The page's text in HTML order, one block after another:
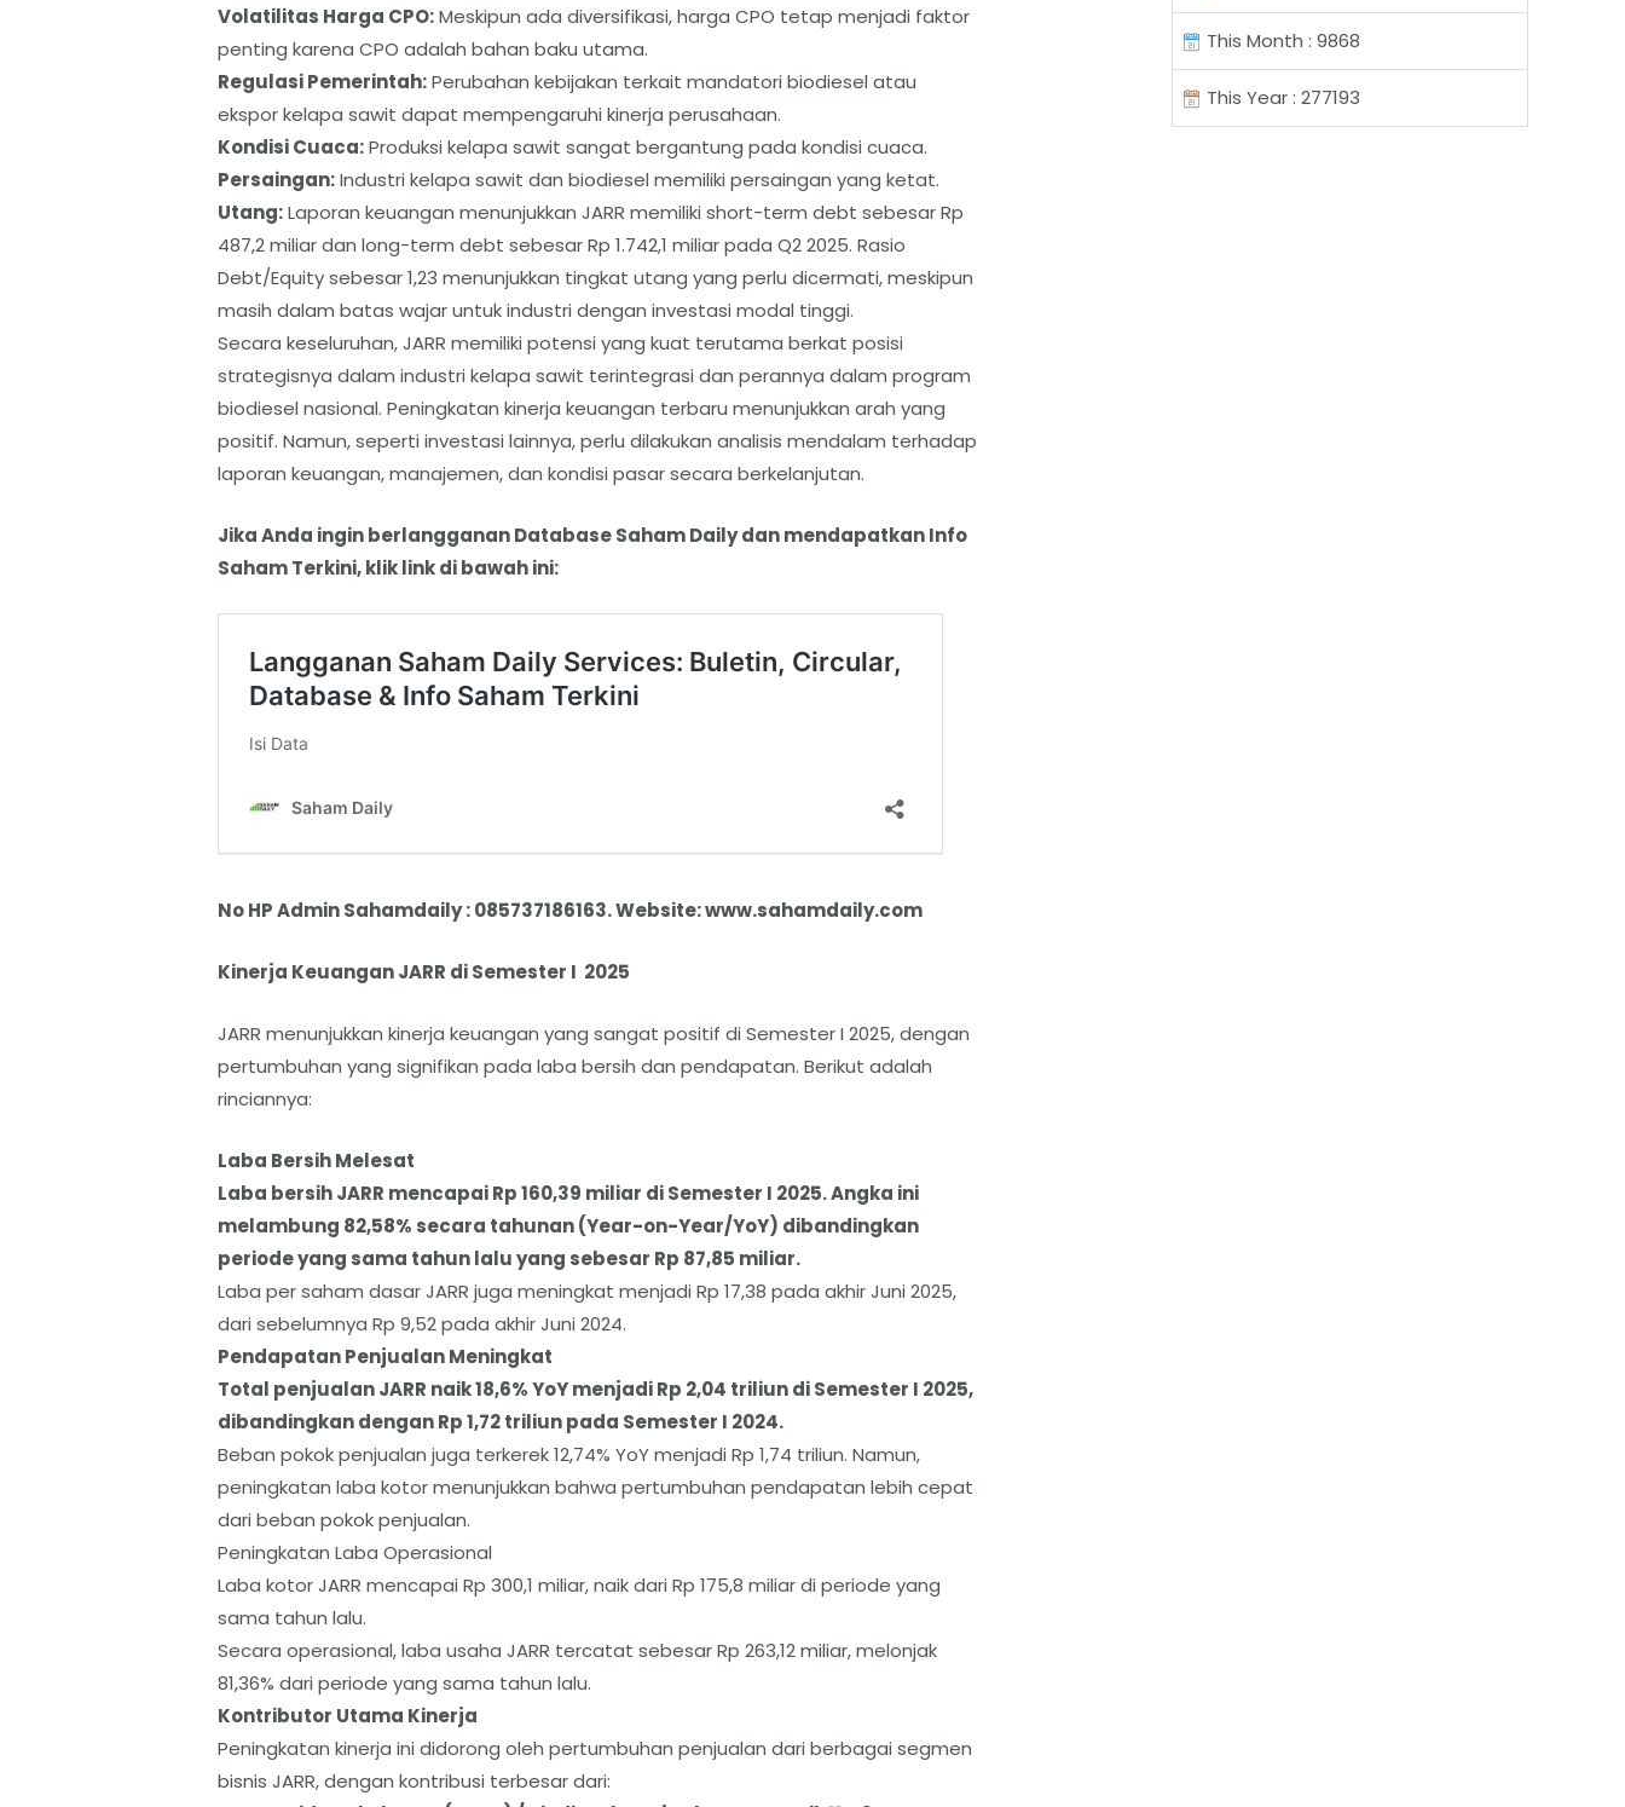
​Volatilitas Harga CPO:Meskipun ada diversifikasi, harga CPO tetap menjadi faktor
penting karena CPO adalah bahan baku utama.
​Regulasi Pemerintah:Perubahan kebijakan terkait mandatori biodiesel atau
ekspor kelapa sawit dapat mempengaruhi kinerja perusahaan.
​Kondisi Cuaca:Produksi kelapa sawit sangat bergantung pada kondisi cuaca.
​Persaingan:Industri kelapa sawit dan biodiesel memiliki persaingan yang ketat.
​Utang:Laporan keuangan menunjukkan JARR memiliki short-term debt sebesar Rp
487,2 miliar dan long-term debt sebesar Rp 1.742,1 miliar pada Q2 2025. Rasio
Debt/Equity sebesar 1,23 menunjukkan tingkat utang yang perlu dicermati, meskipun
masih dalam batas wajar untuk industri dengan investasi modal tinggi.
​Secara keseluruhan, JARR memiliki potensi yang kuat terutama berkat posisi
strategisnya dalam industri kelapa sawit terintegrasi dan perannya dalam program
biodiesel nasional. Peningkatan kinerja keuangan terbaru menunjukkan arah yang
positif. Namun, seperti investasi lainnya, perlu dilakukan analisis mendalam terhadap
laporan keuangan, manajemen, dan kondisi pasar secara berkelanjutan.
Jika Anda ingin berlangganan Database Saham Daily dan mendapatkan Info
Saham Terkini, klik link di bawah ini:
No HP Admin Sahamdaily : 085737186163. Website: www.sahamdaily.com
​Kinerja Keuangan JARR di Semester I 2025
JARR menunjukkan kinerja keuangan yang sangat positif di Semester I 2025, dengan
pertumbuhan yang signifikan pada laba bersih dan pendapatan. Berikut adalah
rinciannya:
​Laba Bersih Melesat
​Laba bersih JARR mencapai Rp 160,39 miliar di Semester I 2025. Angka ini
melambung 82,58% secara tahunan (Year-on-Year/YoY) dibandingkan
periode yang sama tahun lalu yang sebesar Rp 87,85 miliar.
​Laba per saham dasar JARR juga meningkat menjadi Rp 17,38 pada akhir Juni 2025,
dari sebelumnya Rp 9,52 pada akhir Juni 2024.
​Pendapatan Penjualan Meningkat
​Total penjualan JARR naik 18,6% YoY menjadi Rp 2,04 triliun di Semester I 2025,
dibandingkan dengan Rp 1,72 triliun pada Semester I 2024.
​Beban pokok penjualan juga terkerek 12,74% YoY menjadi Rp 1,74 triliun. Namun,
peningkatan laba kotor menunjukkan bahwa pertumbuhan pendapatan lebih cepat
dari beban pokok penjualan.
​Peningkatan Laba Operasional
​Laba kotor JARR mencapai Rp 300,1 miliar, naik dari Rp 175,8 miliar di periode yang
sama tahun lalu.
​Secara operasional, laba usaha JARR tercatat sebesar Rp 263,12 miliar, melonjak
81,36% dari periode yang sama tahun lalu.
​Kontributor Utama Kinerja
​Peningkatan kinerja ini didorong oleh pertumbuhan penjualan dari berbagai segmen
bisnis JARR, dengan kontribusi terbesar dari:
This Month : 9868
This Year : 277193